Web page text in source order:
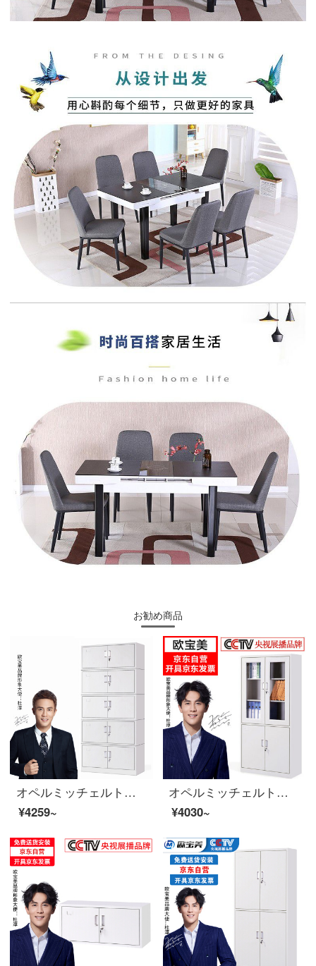
お勧め商品
オペルミッチェルトオフィスキャビネット鋼製のブリーフィングキャビネットのアーカイブキャビネットは5つのセクションに分かれています。
¥4259~
オペルミッチェルトオフィスキャビネット鋼製のブリーフィングキャビネットの資料棚のアーカイブキャビネット。
¥4030~